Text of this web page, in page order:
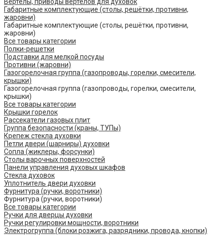
Габаритные комплектующие (столы, решётки, противни,
жаровни)
Габаритные комплектующие (столы, решётки, противни,
жаровни)
Все товары категории
Полки-решетки
Подставки для мелкой посуды
Противни (жаровни)
Газогорелочная группа (газопроводы, горелки, смесители,
крышки)
Газогорелочная группа (газопроводы, горелки, смесители,
крышки)
Все товары категории
Крышки горелок
Рассекатели газовых плит
Группа безопасности (краны, ТУПы)
Крепеж стекла духовки
Петли двери (шарниры) духовки
Сопла (жиклеры, форсунки)
Столы варочных поверхностей
Панели управления духовых шкафов
Стекла духовок
Уплотнитель двери духовки
Фурнитура (ручки, воротники)
Фурнитура (ручки, воротники)
Все товары категории
Ручки для дверцы духовки
Ручки регулировки мощности, воротники
Электрогруппа (блоки розжига, разрядники, провода, кнопки)